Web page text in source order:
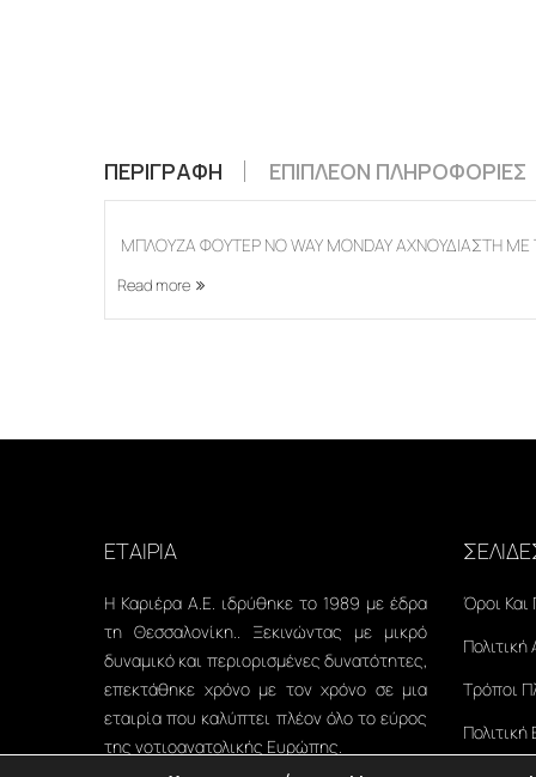
ΠΕΡΙΓΡΑΦΉ ΕΠΙΠΛΈΟΝ ΠΛΗΡΟΦΟΡΊΕΣ
ΜΠΛΟΥΖΑ ΦΟΥΤΕΡ NO WAY MONDAY ΑΧΝΟΥΔΙΑΣΤΗ ΜΕ
Read more
ΕΤΑΙΡΙΑ
Η Καριέρα Α.Ε. ιδρύθηκε το 1989 με έδρα
τη Θεσσαλονίκη.. Ξεκινώντας με μικρό
δυναμικό και περιορισμένες δυνατότητες,
επεκτάθηκε χρόνο με τον χρόνο σε μια
εταιρία που καλύπτει πλέον όλο το εύρος
της νοτιοανατολικής Ευρώπης.
Όροι Και
Τρόποι